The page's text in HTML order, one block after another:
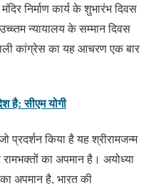
निर्माण कार्य के शुभारंभ दिवस
न्यायालय के सम्मान दिवस
कांग्रेस का यह आचरण एक बार
है: सीएम योगी
किया है यह श्रीरामजन्म
रामभक्तों का अपमान है। अयोध्या
अपमान है, भारत की